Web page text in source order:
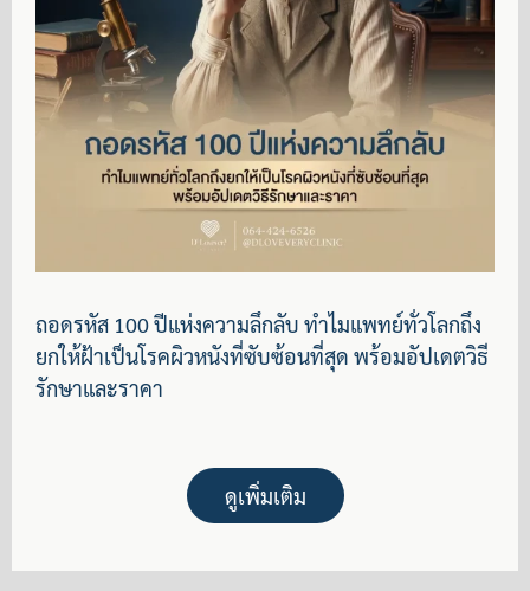
ถอดรหัส 100 ปีแห่งความลึกลับ ทำไมแพทย์ทั่วโลกถึง
ยกให้ฝ้าเป็นโรคผิวหนังที่ซับซ้อนที่สุด พร้อมอัปเดตวิธี
รักษาและราคา
ดูเพิ่มเติม